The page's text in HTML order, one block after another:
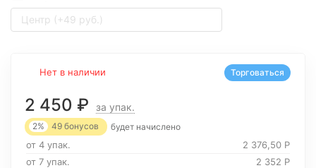
Центр (+49 руб.)
Нет в наличии
2 450 ₽ за упак.
2% 49 бонусов будет начислено
от 4 упак. 2 376,50 Р
от 7 упак.
2 352 Р
Торговаться